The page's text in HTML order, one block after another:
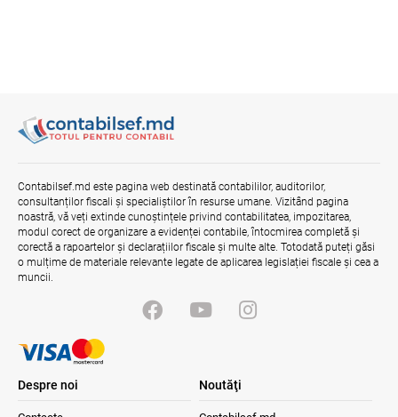
Contabilsef.md este pagina web destinată contabililor, auditorilor,
consultanților fiscali și specialiștilor în resurse umane. Vizitând pagina
noastră, vă veți extinde cunoștințele privind contabilitatea, impozitarea,
modul corect de organizare a evidenței contabile, întocmirea completă și
corectă a rapoartelor și declarațiilor fiscale și multe alte. Totodată puteți găsi
o mulțime de materiale relevante legate de aplicarea legislației fiscale și cea a
muncii.
Despre noi Noutăţi